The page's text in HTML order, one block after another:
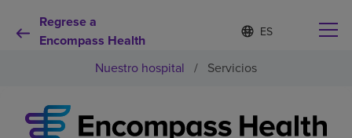
Regrese a
Encompass Health
Lista
de
idiomas
contraída
d
o
s
e
Nuestro hospital / Servicios